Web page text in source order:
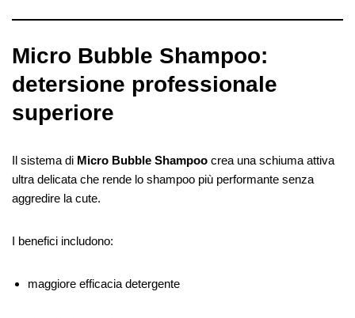
Micro Bubble Shampoo:
detersione professionale
superiore
Il sistema di Micro Bubble Shampoo crea una schiuma attiva
ultra delicata che rende lo shampoo più performante senza
aggredire la cute.
I benefici includono:
maggiore efficacia detergente